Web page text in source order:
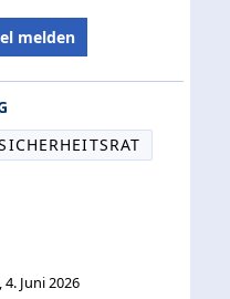
melden
Juni 2026